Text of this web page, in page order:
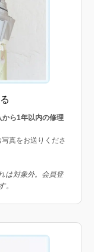
から1年以内の修理
真をお送りくださ
は対象外。会員登
。